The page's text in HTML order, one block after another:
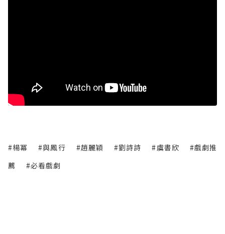
#楊冪 #與鳳行 #趙麗穎 #劉詩詩 #虞書欣
#戲劇推
薦
#必看戲劇